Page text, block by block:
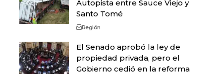
Autopista entre Sauce Viejo y
Santo Tomé
Región
El Senado aprobó la ley de
propiedad privada, pero el
Gobierno cedió en la reforma